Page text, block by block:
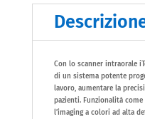
Con lo scanner intraorale
di un sistema potente
lavoro, aumentare la
pazienti. Funzionalità
l’imaging a colori ad alta